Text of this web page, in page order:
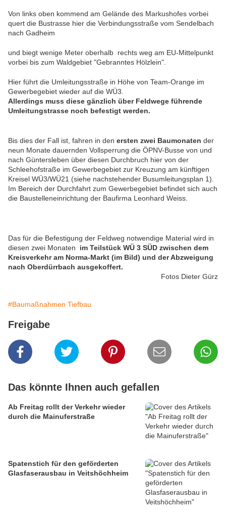
Von links oben kommend am Gelände des Markushofes vorbei
quert die Bustrasse hier die Verbindungsstraße vom Sendelbach
nach Gadheim
und biegt wenige Meter oberhalb rechts weg am EU-Mittelpunkt
vorbei bis zum Waldgebiet "Gebranntes Hölzlein".
Hier führt die Umleitungsstraße in Höhe von Team-Orange im
Gewerbegebiet wieder auf die WÜ3.
Allerdings muss diese gänzlich über Feldwege führende
Umleitungstrasse noch befestigt werden.
Bis dies der Fall ist, fahren in den ersten zwei Baumonaten der
neun Monate dauernden Vollsperrung die ÖPNV-Busse von und
nach Güntersleben über diesen Durchbruch hier von der
Schleehofstraße im Gewerbegebiet zur Kreuzung am künftigen
Kreisel WÜ3/WÜ21 (siehe nachstehender Busumleitungsplan 1).
Im Bereich der Durchfahrt zum Gewerbegebiet befindet sich auch
die Baustelleneinrichtung der Baufirma Leonhard Weiss.
Das für die Befestigung der Feldweg notwendige Material wird in
diesen zwei Monaten im Teilstück WÜ 3 SÜD zwischen dem
Kreisverkehr am Norma-Markt (im Bild) und der Abzweigung
nach Oberdürrbach ausgekoffert.
Fotos Dieter Gürz
#Baumaßnahmen Tiefbau
Freigabe
Das könnte Ihnen auch gefallen
Ab Freitag rollt der Verkehr wieder
durch die Mainuferstraße
Spatenstich für den geförderten
Glasfaserausbau in Veitshöchheim